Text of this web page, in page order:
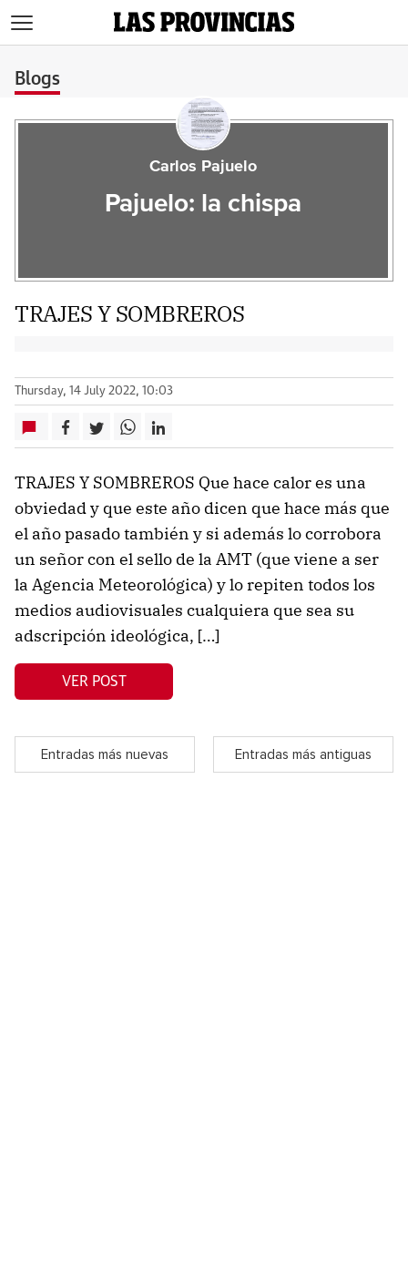
Blogs
Carlos Pajuelo
Pajuelo: la chispa
TRAJES Y SOMBREROS
Thursday, 14 July 2022, 10:03
TRAJES Y SOMBREROS Que hace calor es una
obviedad y que este año dicen que hace más que
el año pasado también y si además lo corrobora
un señor con el sello de la AMT (que viene a ser
la Agencia Meteorológica) y lo repiten todos los
medios audiovisuales cualquiera que sea su
adscripción ideológica, […]
VER POST
Entradas más nuevas Entradas más antiguas